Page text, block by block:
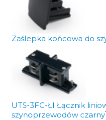
Zaślepka końcowa do
UTS-3FC-ŁI Łącznik
szynoprzewodów czarny